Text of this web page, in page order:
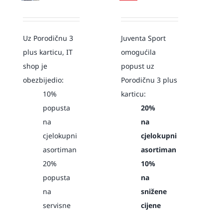
Uz Porodičnu 3
plus karticu, IT
shop je
obezbijedio:
10%
popusta
na
cjelokupni
asortiman
20%
popusta
na
servisne
Juventa Sport
omogućila
popust uz
Porodičnu 3 plus
karticu:
20%
na
cjelokupni
asortiman
10%
na
snižene
cijene